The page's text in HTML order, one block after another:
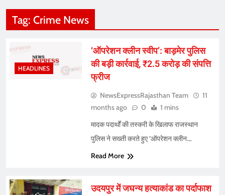
Tag: Crime News
HEADLINES
‘ऑपरेशन क्लीन स्वीप’: बाड़मेर पुलिस
की बड़ी कार्रवाई, ₹2.5 करोड़ की संपत्ति
फ्रीज
NewsExpressRajasthan Team
11
months ago
0 1 mins
मादक पदार्थों की तस्करी के खिलाफ राजस्थान
पुलिस ने सख्ती करते हुए ‘ऑपरेशन क्लीन…
Read More
उदयपुर में जघन्य हत्याकांड का पर्दाफाश